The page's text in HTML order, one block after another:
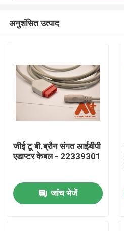
अनुशंसित उत्पाद
जीई टू बी.ब्रौन संगत आईबीपी
एडाप्टर केबल - 22339301
जांच भेजें